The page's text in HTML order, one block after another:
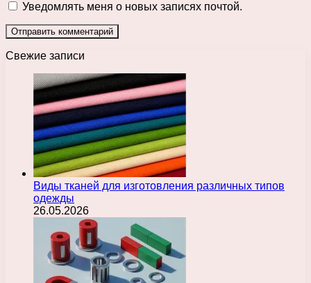
Уведомлять меня о новых записях почтой.
Свежие записи
Виды тканей для изготовления различных типов
одежды
26.05.2026